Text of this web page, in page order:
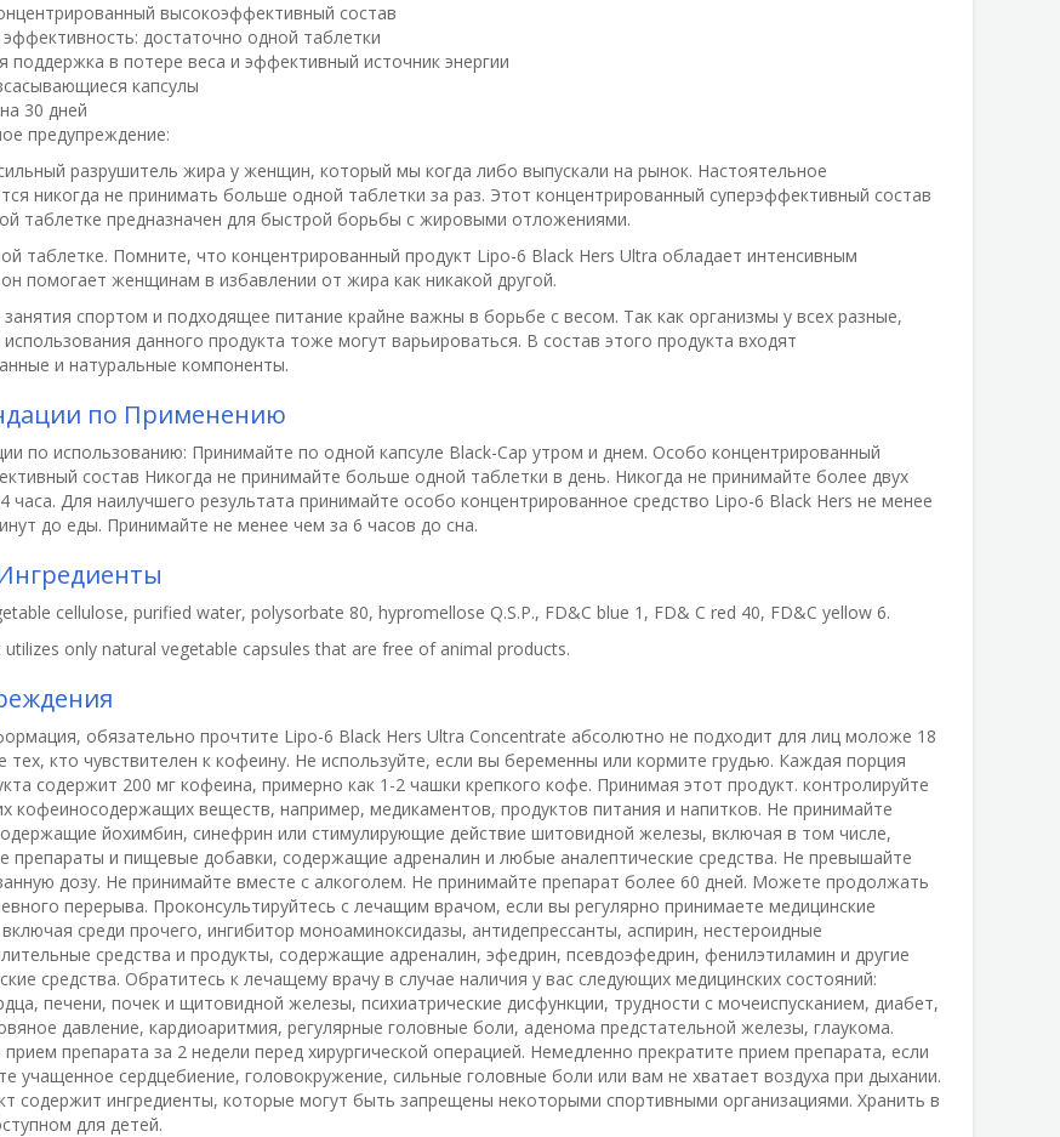
высокоэффективный состав
достаточно одной таблетки
поддержка в потере веса и эффективный источник энергии
капсулы
30 дней
предупреждение:
разрушитель жира у женщин, который мы когда либо выпускали на рынок. Настоятельное
никогда не принимать больше одной таблетки за раз. Этот концентрированный суперэффективный состав
таблетке предназначен для быстрой борьбы с жировыми отложениями.
таблетке. Помните, что концентрированный продукт Lipo-6 Black Hers Ultra обладает интенсивным
помогает женщинам в избавлении от жира как никакой другой.
занятия спортом и подходящее питание крайне важны в борьбе с весом. Так как организмы у всех разные,
данного продукта тоже могут варьироваться. В состав этого продукта входят
и натуральные компоненты.
по Применению
по использованию: Принимайте по одной капсуле Black-Cap утром и днем. Особо концентрированный
состав Никогда не принимайте больше одной таблетки в день. Никогда не принимайте более двух
часа. Для наилучшего результата принимайте особо концентрированное средство Lipo-6 Black Hers не менее
до еды. Принимайте не менее чем за 6 часов до сна.
cellulose, purified water, polysorbate 80, hypromellose Q.S.P., FD&C blue 1, FD& C red 40, FD&C yellow 6.
utilizes only natural vegetable capsules that are free of animal products.
обязательно прочтите Lipo-6 Black Hers Ultra Concentrate абсолютно не подходит для лиц моложе 18
тех, кто чувствителен к кофеину. Не используйте, если вы беременны или кормите грудью. Каждая порция
содержит 200 мг кофеина, примерно как 1-2 чашки крепкого кофе. Принимая этот продукт. контролируйте
кофеиносодержащих веществ, например, медикаментов, продуктов питания и напитков. Не принимайте
йохимбин, синефрин или стимулирующие действие шитовидной железы, включая в том числе,
препараты и пищевые добавки, содержащие адреналин и любые аналептические средства. Не превышайте
дозу. Не принимайте вместе с алкоголем. Не принимайте препарат более 60 дней. Можете продолжать
перерыва. Проконсультируйтесь с лечащим врачом, если вы регулярно принимаете медицинские
среди прочего, ингибитор моноаминоксидазы, антидепрессанты, аспирин, нестероидные
средства и продукты, содержащие адреналин, эфедрин, псевдоэфедрин, фенилэтиламин и другие
средства. Обратитесь к лечащему врачу в случае наличия у вас следующих медицинских состояний:
печени, почек и щитовидной железы, психиатрические дисфункции, трудности с мочеиспусканием, диабет,
давление, кардиоаритмия, регулярные головные боли, аденома предстательной железы, глаукома.
прием препарата за 2 недели перед хирургической операцией. Немедленно прекратите прием препарата, если
учащенное сердцебиение, головокружение, сильные головные боли или вам не хватает воздуха при дыхании.
содержит ингредиенты, которые могут быть запрещены некоторыми спортивными организациями. Хранить в
для детей.